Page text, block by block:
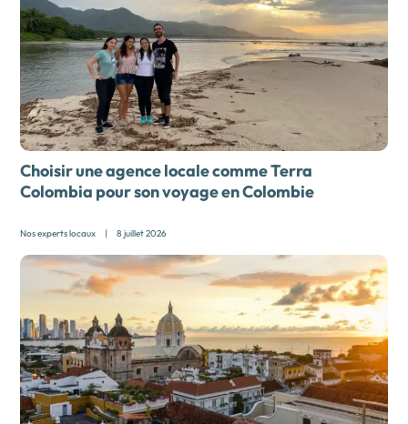
Choisir une agence locale comme Terra
Colombia pour sonvoyage en Colombie
Nos experts locaux | 8 juillet 2026